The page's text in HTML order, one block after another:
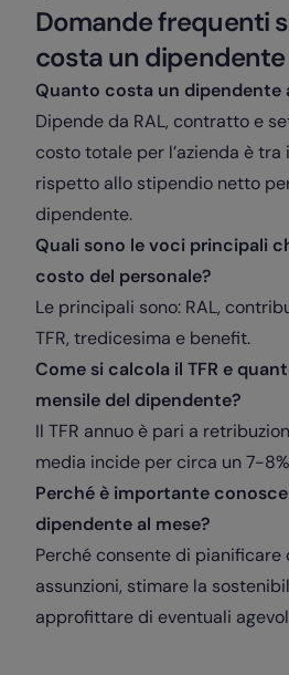
Domande frequenti
costa un dipendente
Quanto costa un dipendente
Dipende da RAL, contratto e
costo totale per l’azienda è
rispetto allo stipendio netto
dipendente.
Quali sono le voci principali
costo del personale?
Le principali sono: RAL,
TFR, tredicesima e benefit.
Come si calcola il TFR e
mensile del dipendente?
Il TFR annuo è pari a
media incide per circa un 7-
Perché è importante
dipendente al mese?
Perché consente di
assunzioni, stimare la
approfittare di eventuali